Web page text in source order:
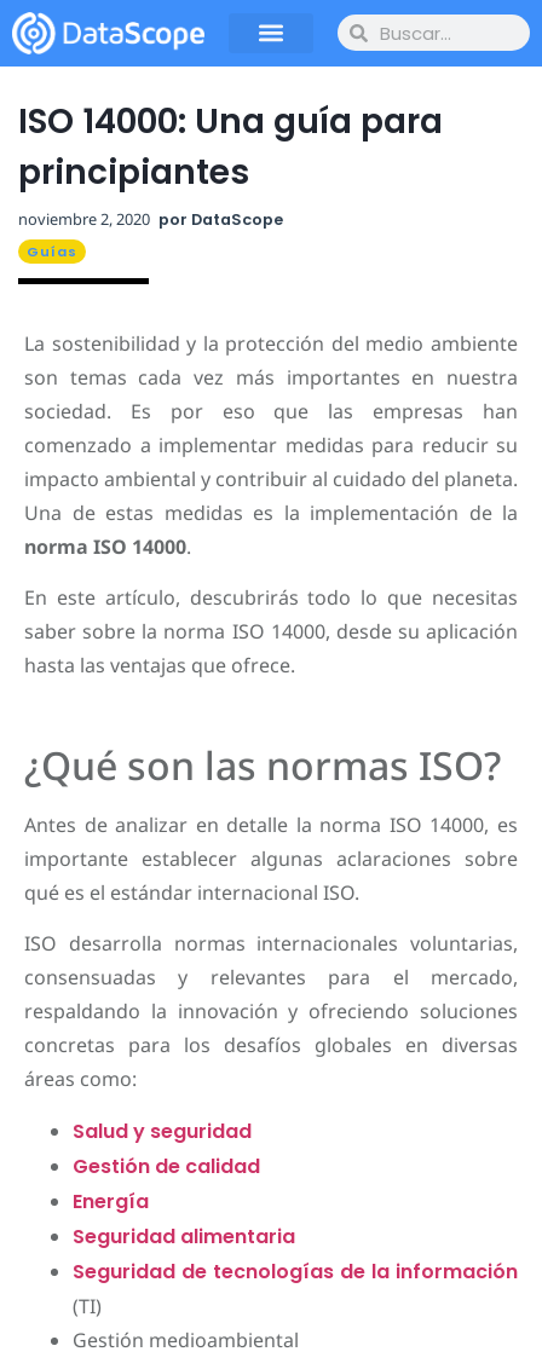
ISO 14000: Una guía para
principiantes
noviembre 2, 2020 por DataScope
Guías
La sostenibilidad y la protección del medio ambiente
son temas cada vez más importantes en nuestra
sociedad. Es por eso que las empresas han
comenzado a implementar medidas para reducir su
impacto ambiental y contribuir al cuidado del planeta.
Una de estas medidas es la implementación de la
norma ISO 14000.
En este artículo, descubrirás todo lo que necesitas
saber sobre la norma ISO 14000, desde su aplicación
hasta las ventajas que ofrece.
¿Qué son las normas ISO?
Antes de analizar en detalle la norma ISO 14000, es
importante establecer algunas aclaraciones sobre
qué es el estándar internacional ISO.
ISO desarrolla normas internacionales voluntarias,
consensuadas y relevantes para el mercado,
respaldando la innovación y ofreciendo soluciones
concretas para los desafíos globales en diversas
áreas como:
Salud y seguridad
Gestión de calidad
Energía
Seguridad alimentaria
Seguridad de tecnologías de la información
(TI)
Gestión medioambiental